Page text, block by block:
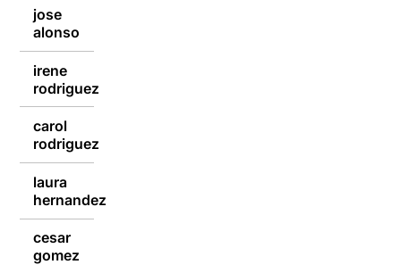
jose
alonso
irene
rodriguez
carol
rodriguez
laura
hernandez
cesar
gomez